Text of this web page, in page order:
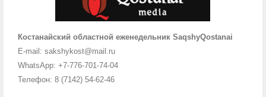
Костанайский областной еженедельник SaqshyQostanai
E-mail: sakshykost@mail.ru
WhatsApp: +7-776-701-74-04
Телефон: 8 (7142) 54-62-46